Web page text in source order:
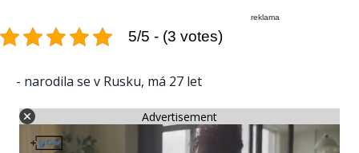
reklama
5/5 - (3 votes)
- narodila se v Rusku, má 27 let
Advertisement